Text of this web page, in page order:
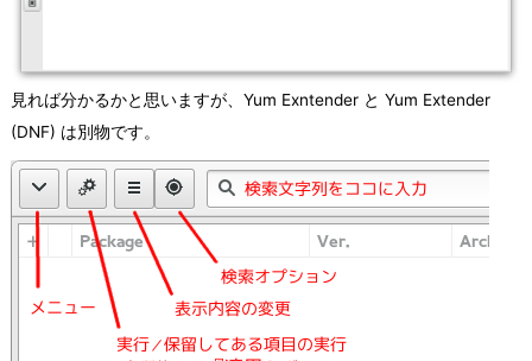
見れば分かるかと思いますが、Yum Exntender と Yum Extender
(DNF) は別物です。